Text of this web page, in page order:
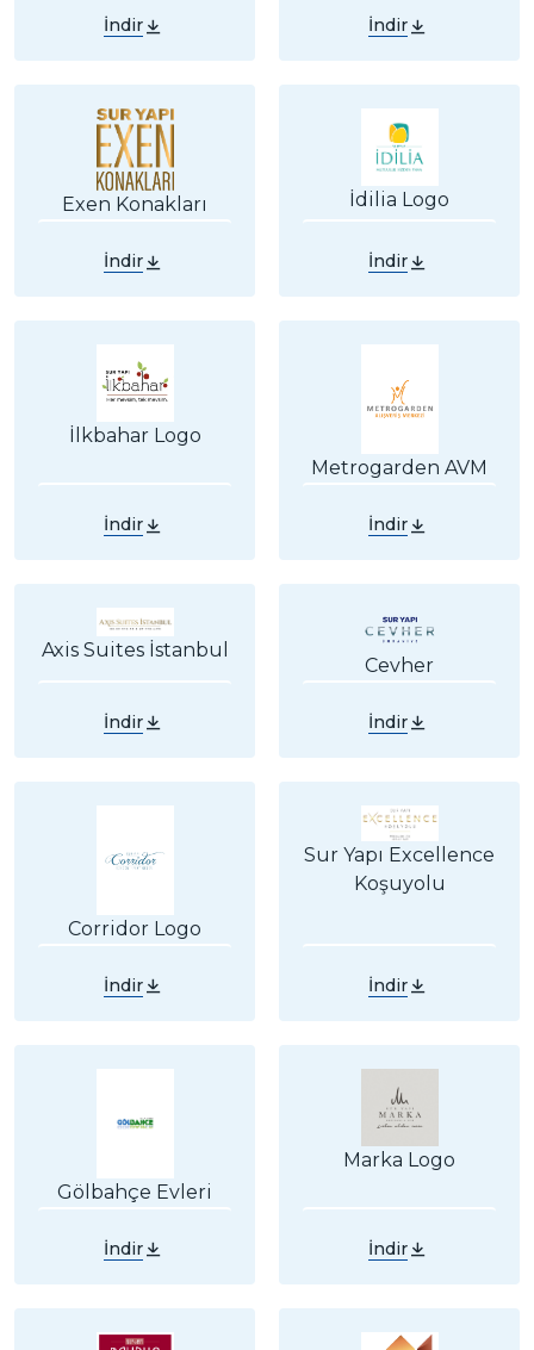
İndir İndir
Exen Konakları
İndir
İdilia Logo
İndir
İlkbahar Logo
İndir
Metrogarden AVM
İndir
Axis Suites İstanbul
İndir
Cevher
İndir
Corridor Logo
İndir
Sur Yapı Excellence
Koşuyolu
İndir
Gölbahçe Evleri
İndir
Marka Logo
İndir